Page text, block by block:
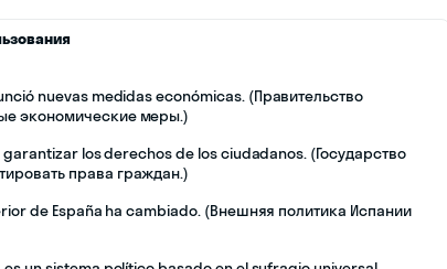
nuevas medidas económicas. (Правительство
экономические меры.)
los derechos de los ciudadanos. (Государство
права граждан.)
de España ha cambiado. (Внешняя политика Испании